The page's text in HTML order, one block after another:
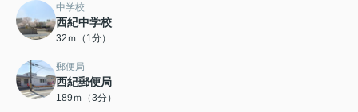
中学校
西紀中学校
32ｍ（1分）
郵便局
西紀郵便局
189ｍ（3分）